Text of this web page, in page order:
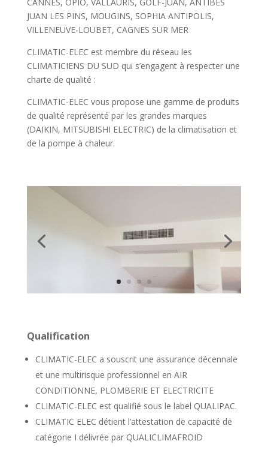
JUAN LES PINS, MOUGINS, SOPHIA ANTIPOLIS,
VILLENEUVE-LOUBET, CAGNES SUR MER
CLIMATIC-ELEC est membre du réseau les
CLIMATICIENS DU SUD qui s’engagent à respecter une
charte de qualité :
CLIMATIC-ELEC vous propose une gamme de produits
de qualité représenté par les grandes marques
(DAIKIN, MITSUBISHI ELECTRIC) de la climatisation et
de la pompe à chaleur.
Qualification
CLIMATIC-ELEC a souscrit une assurance décennale
et une multirisque professionnel en AIR
CONDITIONNE, PLOMBERIE ET ELECTRICITE
CLIMATIC-ELEC est qualifié sous le label QUALIPAC.
CLIMATIC ELEC détient l’attestation de capacité de
catégorie I délivrée par QUALICLIMAFROID